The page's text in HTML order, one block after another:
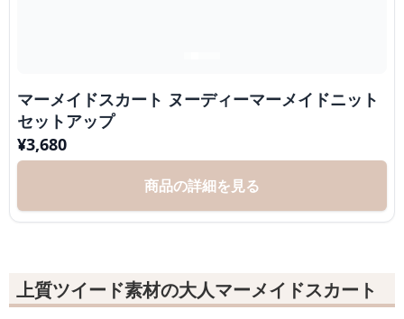
マーメイドスカート ヌーディーマーメイドニット
セットアップ
¥3,680
商品の詳細を見る
上質ツイード素材の大人マーメイドスカート